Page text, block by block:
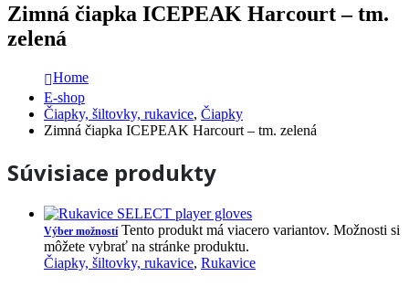
Zimná čiapka ICEPEAK Harcourt – tm.
zelená
Home
E-shop
Čiapky, šiltovky, rukavice, Čiapky
Zimná čiapka ICEPEAK Harcourt – tm. zelená
Súvisiace produkty
Výber možností Tento produkt má viacero variantov. Možnosti si
môžete vybrať na stránke produktu.
Čiapky, šiltovky, rukavice, Rukavice